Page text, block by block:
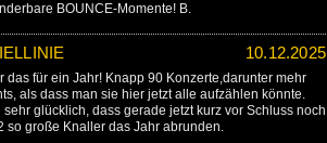
BOUNCE-Momente! B.
10.12.2025
das für ein Jahr! Knapp 90 Konzerte,darunter mehr
als dass man sie hier jetzt alle aufzählen könnte.
sehr glücklich, dass gerade jetzt kurz vor Schluss noch
so große Knaller das Jahr abrunden.